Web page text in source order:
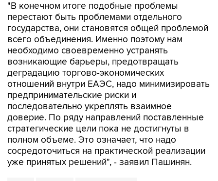
"В конечном итоге подобные проблемы
перестают быть проблемами отдельного
государства, они становятся общей проблемой
всего объединения. Именно поэтому нам
необходимо своевременно устранять
возникающие барьеры, предотвращать
деградацию торгово-экономических
отношений внутри ЕАЭС, надо минимизировать
предпринимательские риски и
последовательно укреплять взаимное
доверие. По ряду направлений поставленные
стратегические цели пока не достигнуты в
полном объеме. Это означает, что надо
сосредоточиться на практической реализации
уже принятых решений", - заявил Пашинян.